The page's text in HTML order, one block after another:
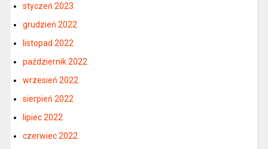
styczeń 2023
grudzień 2022
listopad 2022
październik 2022
wrzesień 2022
sierpień 2022
lipiec 2022
czerwiec 2022